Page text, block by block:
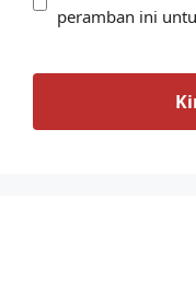
peramban ini